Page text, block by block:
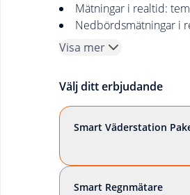
Mätningar i realtid:
Nedbördsmätningar i
Visa mer
Välj ditt erbjudande
Smart Väderstation
Smart Regnmätare